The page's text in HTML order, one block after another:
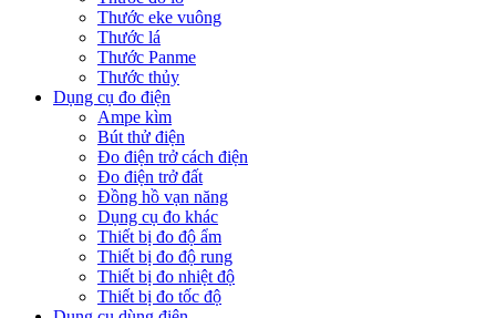
Thước eke vuông
Thước lá
Thước Panme
Thước thủy
Dụng cụ đo điện
Ampe kìm
Bút thử điện
Đo điện trở cách điện
Đo điện trở đất
Đồng hồ vạn năng
Dụng cụ đo khác
Thiết bị đo độ ẩm
Thiết bị đo độ rung
Thiết bị đo nhiệt độ
Thiết bị đo tốc độ